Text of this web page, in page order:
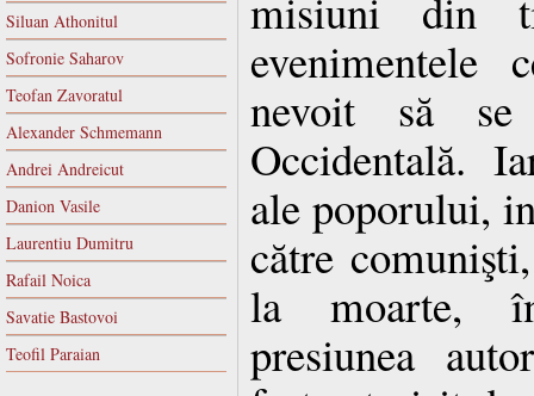
Siluan Athonitul
Sofronie Saharov
Teofan Zavoratul
Alexander Schmemann
Andrei Andreicut
Danion Vasile
Laurentiu Dumitru
Rafail Noica
Savatie Bastovoi
Teofil Paraian
nevoit să
Occidentală.
ale poporului,
către
la moarte,
presiunea